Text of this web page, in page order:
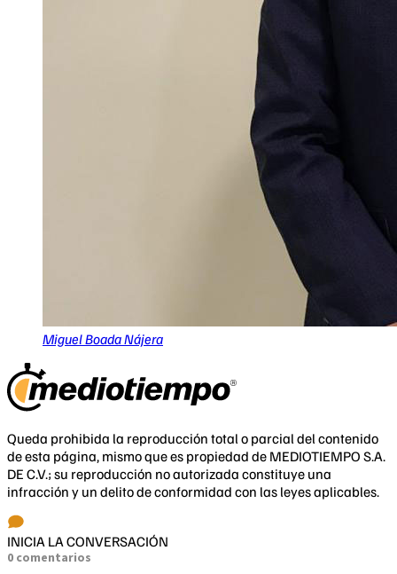
Miguel Boada Nájera
Queda prohibida la reproducción total o parcial del contenido
de esta página, mismo que es propiedad de MEDIOTIEMPO S.A.
DE C.V.; su reproducción no autorizada constituye una
infracción y un delito de conformidad con las leyes aplicables.
INICIA LA CONVERSACIÓN
0 comentarios